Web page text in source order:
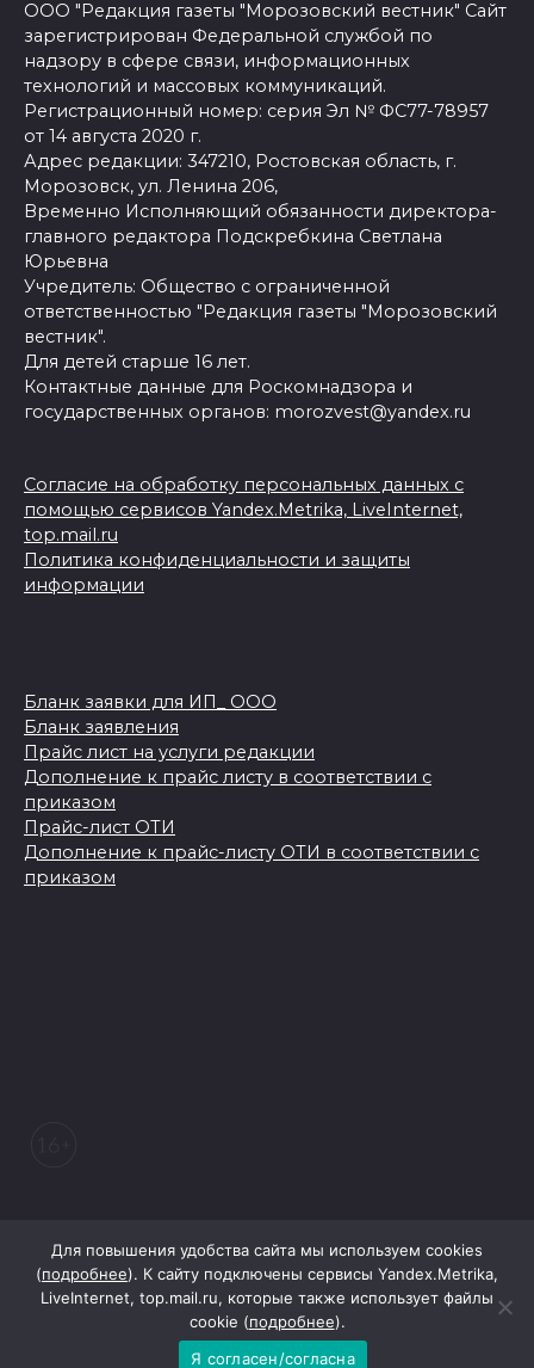
ООО "Редакция газеты "Морозовский вестник" Сайт
зарегистрирован Федеральной службой по
надзору в сфере связи, информационных
технологий и массовых коммуникаций.
Регистрационный номер: серия Эл № ФС77-78957
от 14 августа 2020 г.
Адрес редакции: 347210, Ростовская область, г.
Морозовск, ул. Ленина 206,
Временно Исполняющий обязанности директора-
главного редактора Подскребкина Светлана
Юрьевна
Учредитель: Общество с ограниченной
ответственностью "Редакция газеты "Морозовский
вестник".
Для детей старше 16 лет.
Контактные данные для Роскомнадзора и
государственных органов: morozvest@yandex.ru
Согласие на обработку персональных данных с
помощью сервисов Yandex.Metrika, LiveInternet,
top.mail.ru
Политика конфиденциальности и защиты
информации
Бланк заявки для ИП_ ООО
Бланк заявления
Прайс лист на услуги редакции
Дополнение к прайс листу в соответствии с
приказом
Прайс-лист ОТИ
Дополнение к прайс-листу ОТИ в соответствии с
приказом
При поддержке Правительства Ростовской области
Для повышения удобства сайта мы используем cookies
(подробнее). К сайту подключены сервисы Yandex.Metrika,
LiveInternet, top.mail.ru, которые также использует файлы
cookie (подробнее).
Я согласен/согласна